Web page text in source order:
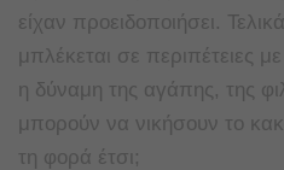
είχαν προειδοποιήσει.
μπλέκεται σε περιπέτειες
η δύναμη της αγάπης, της
μπορούν να νικήσουν το
τη φορά έτσι;